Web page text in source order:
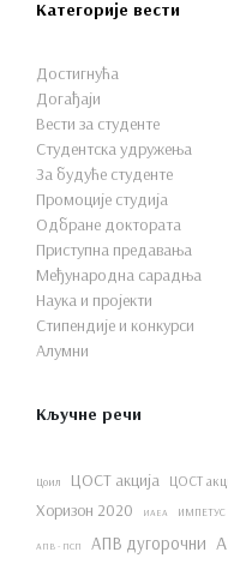
Категорије вести
Достигнућа
Догађаји
Вести за студенте
Студентска удружења
За будуће студенте
Промоције студија
Одбране доктората
Приступна предавања
Међународна сарадња
Наука и пројекти
Стипендије и конкурси
Алумни
Кључне речи
Цоил ЦОСТ акција ЦОСТ
Хоризон 2020 ИАЕА ИМПЕТУС
АПВ - ПСП АПВ дугорочни